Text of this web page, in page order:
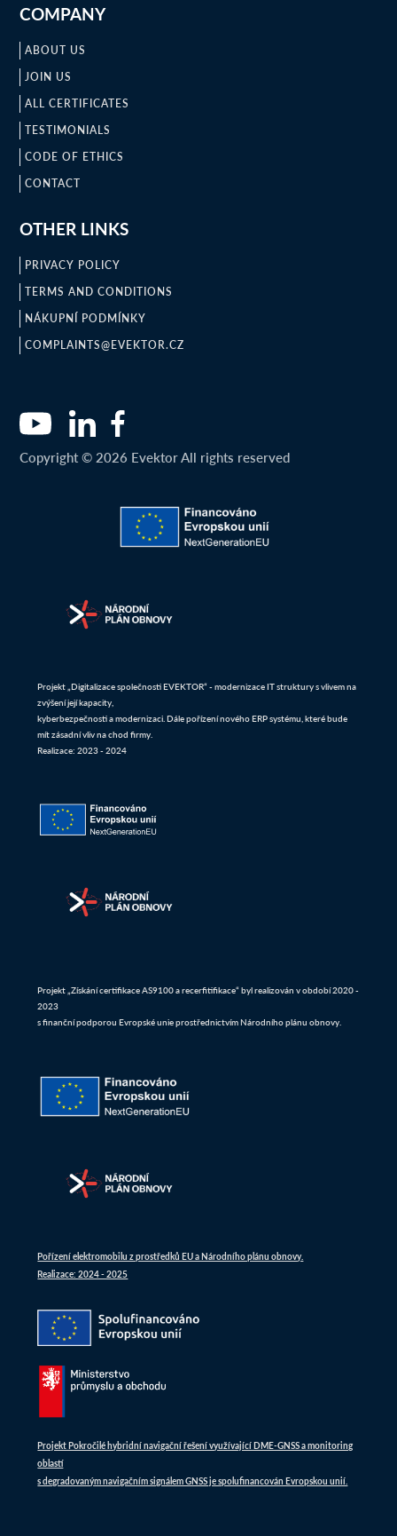
COMPANY
ABOUT US
JOIN US
ALL CERTIFICATES
TESTIMONIALS
CODE OF ETHICS
CONTACT
OTHER LINKS
PRIVACY POLICY
TERMS AND CONDITIONS
NÁKUPNÍ PODMÍNKY
COMPLAINTS@EVEKTOR.CZ
Copyright © 2026 Evektor All rights reserved
Projekt „Digitalizace společnosti EVEKTOR“ - modernizace IT struktury s vlivem na
zvýšení její kapacity,
kyberbezpečnosti a modernizaci. Dále pořízení nového ERP systému, které bude
mít zásadní vliv na chod firmy.
Realizace: 2023 - 2024
Projekt „Získání certifikace AS9100 a recerfitifikace“ byl realizován v období 2020 -
2023
s finanční podporou Evropské unie prostřednictvím Národního plánu obnovy.
Pořízení elektromobilu z prostředků EU a Národního plánu obnovy.
Realizace: 2024 - 2025
Projekt Pokročilé hybridní navigační řešení využívající DME-GNSS a monitoring
oblastí
s degradovaným navigačním signálem GNSS je spolufinancován Evropskou unií.